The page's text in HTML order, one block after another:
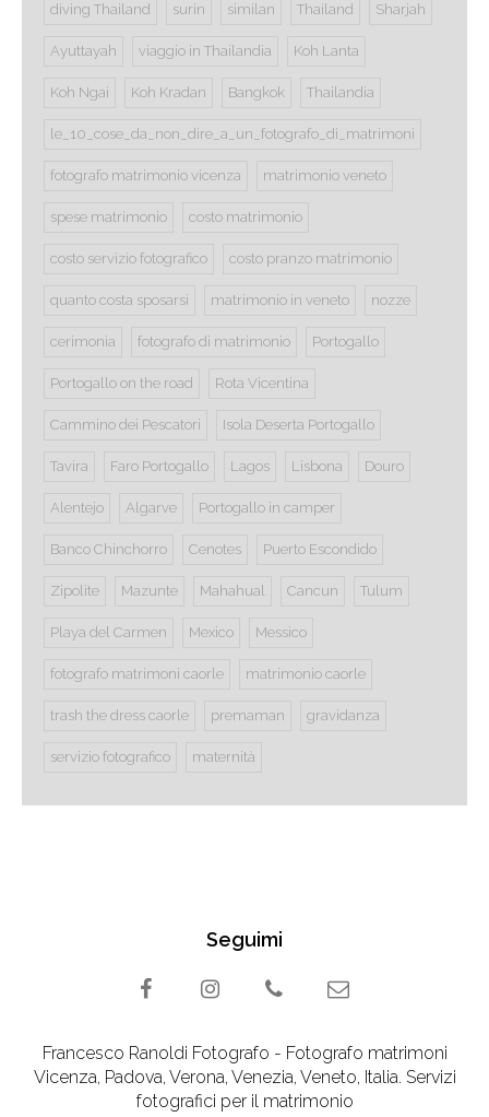
diving Thailand surin similan Thailand Sharjah
Ayuttayah viaggio in Thailandia Koh Lanta
Koh Ngai Koh Kradan Bangkok Thailandia
le_10_cose_da_non_dire_a_un_fotografo_di_matrimoni
fotografo matrimonio vicenza matrimonio veneto
spese matrimonio costo matrimonio
costo servizio fotografico costo pranzo matrimonio
quanto costa sposarsi matrimonio in veneto nozze
cerimonia fotografo di matrimonio Portogallo
Portogallo on the road Rota Vicentina
Cammino dei Pescatori Isola Deserta Portogallo
Tavira Faro Portogallo Lagos Lisbona Douro
Alentejo Algarve Portogallo in camper
Banco Chinchorro Cenotes Puerto Escondido
Zipolite Mazunte Mahahual Cancun Tulum
Playa del Carmen Mexico Messico
fotografo matrimoni caorle matrimonio caorle
trash the dress caorle premaman gravidanza
servizio fotografico maternità
Seguimi
Francesco Ranoldi Fotografo - Fotografo matrimoni
Vicenza, Padova, Verona, Venezia, Veneto, Italia. Servizi
fotografici per il matrimonio